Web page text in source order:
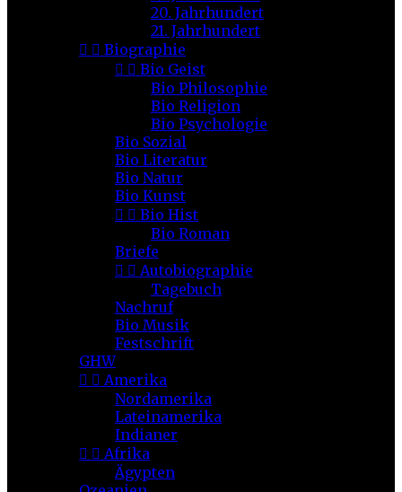
20. Jahrhundert
21. Jahrhundert
  Biographie
  Bio Geist
Bio Philosophie
Bio Religion
Bio Psychologie
Bio Sozial
Bio Literatur
Bio Natur
Bio Kunst
  Bio Hist
Bio Roman
Briefe
  Autobiographie
Tagebuch
Nachruf
Bio Musik
Festschrift
GHW
  Amerika
Nordamerika
Lateinamerika
Indianer
  Afrika
Ägypten